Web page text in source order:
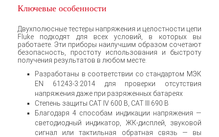
Ключевые особенности
Двухполюсные тестеры напряжения и целостности цепи
Fluke подходят для всех условий, в которых вы
работаете. Эти приборы наилучшим образом сочетают
безопасность, простоту использования и быстроту
получения результатов в любом месте.
Разработаны в соответствии со стандартом МЭК
EN 61243-3:2014 для проверки отсутствия
напряжения даже при разряженных батареях
Степень защиты CAT IV 600 В, CAT III 690 В
Благодаря 4 способам индикации напряжения —
светодиодный индикатор, ЖК-дисплей, звуковой
сигнал или тактильная обратная связь — вы